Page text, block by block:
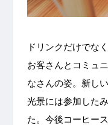
ドリンクだけでな
お客さんとコミュ
なさんの姿。新し
光景には参加した
た。今後コーヒー